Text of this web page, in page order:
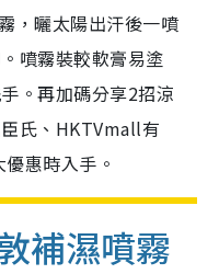
，曬太陽出汗後一噴
噴霧裝較軟膏易塗
。再加碼分享2招涼
氏、HKTVmall有
惠時入手。
補濕噴霧